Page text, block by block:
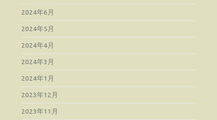
2024年6月
2024年5月
2024年4月
2024年3月
2024年1月
2023年12月
2023年11月